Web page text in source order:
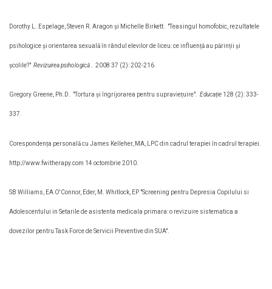
Dorothy L. Espelage, Steven R. Aragon și Michelle Birkett. "Teasingul homofobic, rezultatele
psihologice și orientarea sexuală în rândul elevilor de liceu: ce influență au părinții și
școlile?" Revizuirea psihologică 2008 37 (2): 202-216.
Gregory Greene, Ph.D. "Tortura și îngrijorarea pentru supraviețuire". Educație 128 (2): 333-
337.
Corespondența personală cu James Kelleher, MA, LPC din cadrul terapiei în cadrul terapiei.
http://www.fwitherapy.com 14 octombrie 2010.
SB Williams, EA O'Connor, Eder, M. Whitlock, EP "Screening pentru Depresia Copilului si
Adolescentului in Setarile de asistenta medicala primara: o revizuire sistematica a
dovezilor pentru Task Force de Servicii Preventive din SUA".